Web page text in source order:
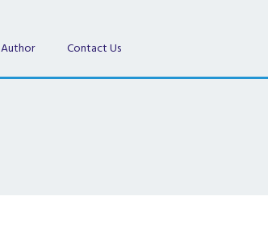
Author Contact Us